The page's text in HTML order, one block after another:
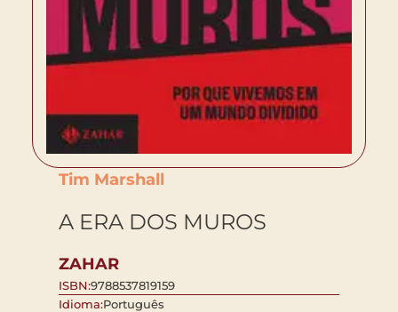
Tim Marshall
A ERA DOS MUROS
ZAHAR
ISBN:9788537819159
Idioma:Português